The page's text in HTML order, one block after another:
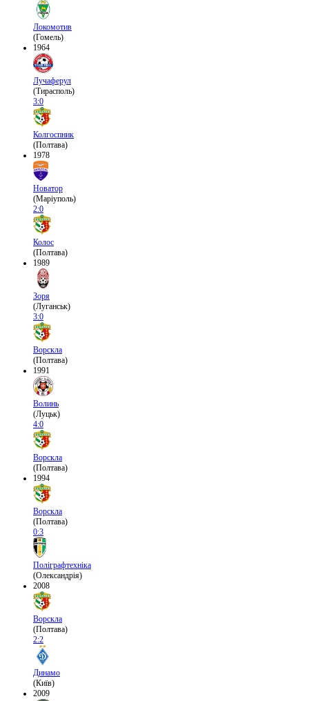
Локомотив
(Гомель)
1964
Лучаферул
(Тирасполь)
3:0
Колгоспник
(Полтава)
1978
Новатор
(Маріуполь)
2:0
Колос
(Полтава)
1989
Зоря
(Луганськ)
3:0
Ворскла
(Полтава)
1991
Волинь
(Луцьк)
4:0
Ворскла
(Полтава)
1994
Ворскла
(Полтава)
0:3
Поліграфтехніка
(Олександрія)
2008
Ворскла
(Полтава)
2:2
Динамо
(Київ)
2009